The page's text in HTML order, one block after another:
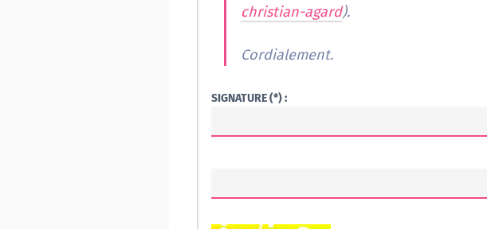
christian-agard).
Cordialement.
SIGNATURE (*) :